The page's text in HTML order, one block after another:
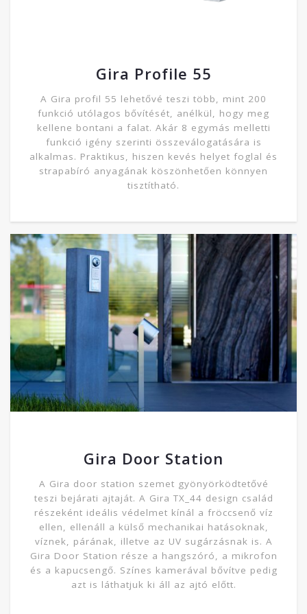
Gira Profile 55
A Gira profil 55 lehetővé teszi több, mint 200
funkció utólagos bővítését, anélkül, hogy meg
kellene bontani a falat. Akár 8 egymás melletti
funkció igény szerinti összeválogatására is
alkalmas. Praktikus, hiszen kevés helyet foglal és
strapabíró anyagának köszönhetően könnyen
tisztítható.
Gira Door Station
A Gira door station szemet gyönyörködtetővé
teszi bejárati ajtaját. A Gira TX_44 design család
részeként ideális védelmet kínál a fröccsenő víz
ellen, ellenáll a külső mechanikai hatásoknak,
víznek, párának, illetve az UV sugárzásnak is. A
Gira Door Station része a hangszóró, a mikrofon
és a kapucsengő. Színes kamerával bővítve pedig
azt is láthatjuk ki áll az ajtó előtt.